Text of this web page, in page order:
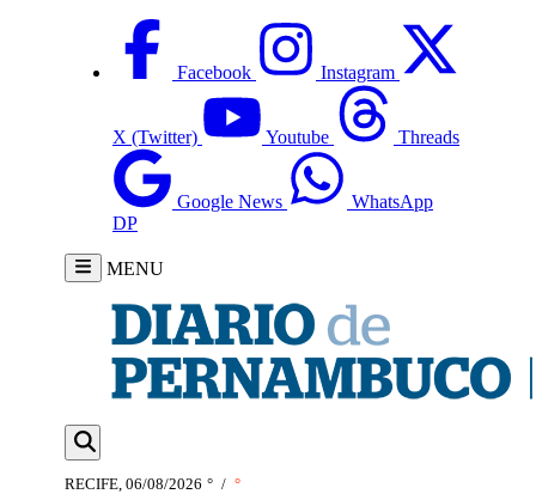
Facebook Instagram
X (Twitter) Youtube Threads
Google News
WhatsApp
DP
MENU
RECIFE, 06/08/2026 ° / °